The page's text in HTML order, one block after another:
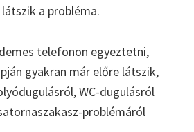
a probléma.
telefonon egyeztetni,
gyakran már előre látszik,
WC-dugulásról
problémáról